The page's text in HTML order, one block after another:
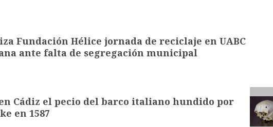
Fundación Hélice jornada de reciclaje en UABC
ante falta de segregación municipal
Cádiz el pecio del barco italiano hundido por
en 1587